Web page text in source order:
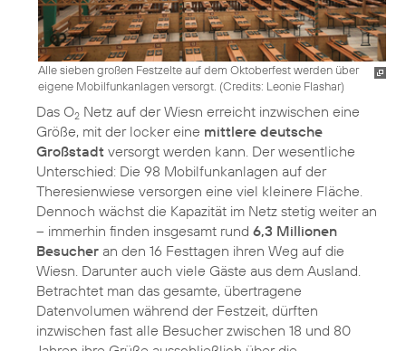
Alle sieben großen Festzelte auf dem Oktoberfest werden über
eigene Mobilfunkanlagen versorgt. (Credits: Leonie Flashar)
Das O2 Netz auf der Wiesn erreicht inzwischen eine
Größe, mit der locker eine mittlere deutsche
Großstadt versorgt werden kann. Der wesentliche
Unterschied: Die 98 Mobilfunkanlagen auf der
Theresienwiese versorgen eine viel kleinere Fläche.
Dennoch wächst die Kapazität im Netz stetig weiter an
– immerhin finden insgesamt rund 6,3 Millionen
Besucher an den 16 Festtagen ihren Weg auf die
Wiesn. Darunter auch viele Gäste aus dem Ausland.
Betrachtet man das gesamte, übertragene
Datenvolumen während der Festzeit, dürften
inzwischen fast alle Besucher zwischen 18 und 80